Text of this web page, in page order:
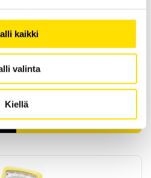
kaikki
valinta
Kiellä
mittaamiseen
sekä viitemaadoitusten
Selektiivinen mittausmenetelmä
suoritettavissa
myös maaperän resistiivisyyden
LUE LISÄÄ